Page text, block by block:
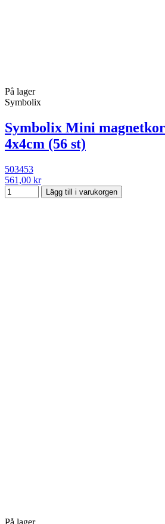
På lager
Symbolix
Symbolix Mini
4x4cm (56 st)
503453
561,00 kr
Lägg till i varukorgen
På lager